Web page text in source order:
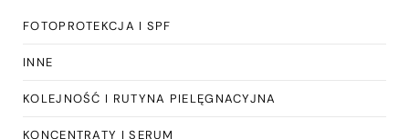
FOTOPROTEKCJA I SPF
INNE
KOLEJNOŚĆ I RUTYNA PIELĘGNACYJNA
KONCENTRATY I SERUM